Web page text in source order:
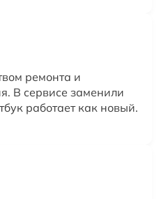
ремонта и
В сервисе заменили
работает как новый.